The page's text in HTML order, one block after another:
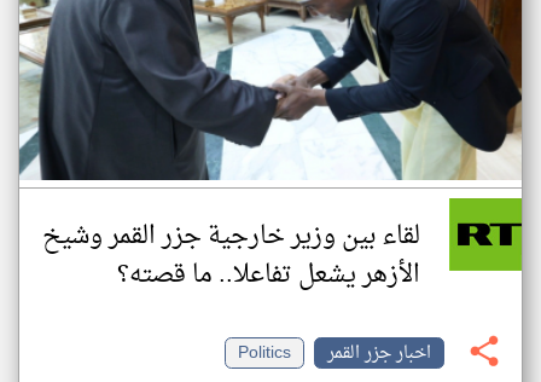
لقاء بين وزير خارجية جزر القمر وشيخ
الأزهر يشعل تفاعلا.. ما قصته؟
اخبار جزر القمر
Politics